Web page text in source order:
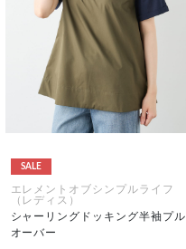
SALE
エレメントオブシンプルライフ
（レディス）
シャーリングドッキング半袖プル
オーバー